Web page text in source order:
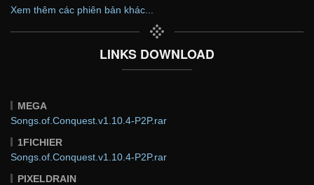
Xem thêm các phiên bản khác...
LINKS DOWNLOAD
MEGA
Songs.of.Conquest.v1.10.4-P2P.rar
1FICHIER
Songs.of.Conquest.v1.10.4-P2P.rar
PIXELDRAIN